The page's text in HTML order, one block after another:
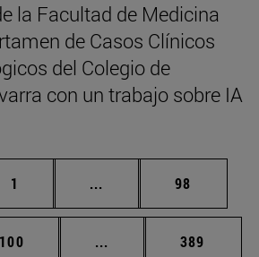
la Facultad de Medicina
de Casos Clínicos
del Colegio de
con un trabajo sobre IA
Página
1 ... Páginas intermedias
Página
98
Página
100 ... Páginas intermedias
Página
389